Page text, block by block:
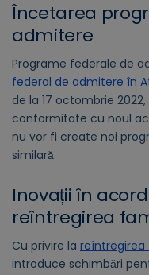
Încetarea
admitere
Programe federale de
federal de admitere în
de la 17 octombrie
conformitate cu noul
nu vor fi create noi
similară.
Inovații în
reîntregirea
Cu privire la reîntregirea
introduce schimbări